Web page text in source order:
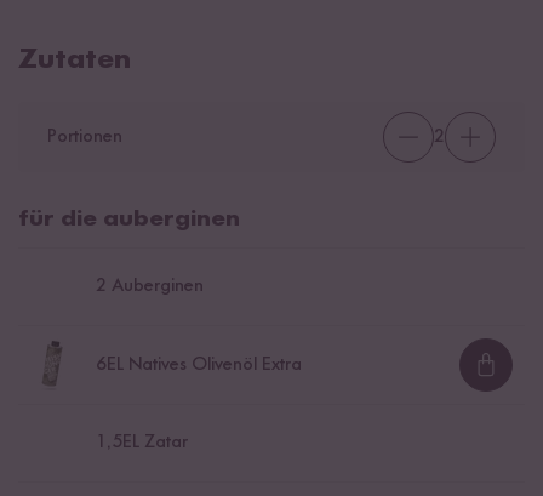
Zutaten
Portionen 2
für die auberginen
2 Auberginen
6 EL Natives Olivenöl Extra
1,5EL Zatar